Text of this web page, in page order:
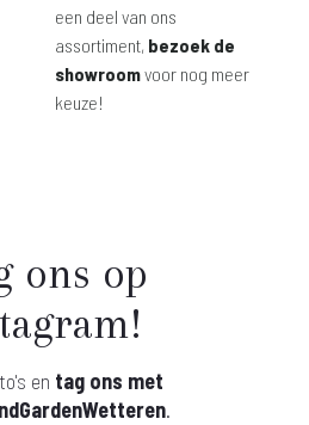
een deel van ons
assortiment, bezoek de
showroomvoor nog meer
keuze!
ons op
en tag ons met
.